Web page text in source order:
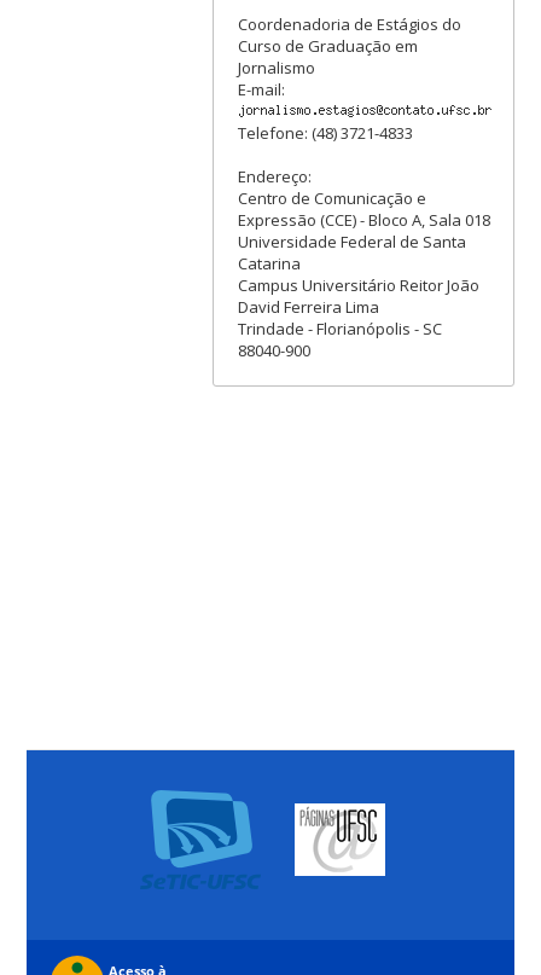
Coordenadoria de Estágios do
Curso de Graduação em
Jornalismo
E-mail:
Telefone: (48) 3721-4833
Endereço:
Centro de Comunicação e
Expressão (CCE) - Bloco A, Sala 018
Universidade Federal de Santa
Catarina
Campus Universitário Reitor João
David Ferreira Lima
Trindade - Florianópolis - SC
88040-900